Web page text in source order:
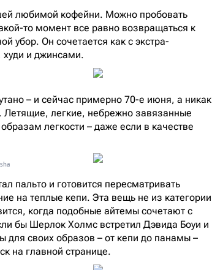
любимой кофейни. Можно пробовать
то момент все равно возвращаться к
убор. Он сочетается как с экстра-
и джинсами.
– и сейчас примерно 70-е июня, а никак
Летящие, легкие, небрежно завязанные
легкости – даже если в качестве
пальто и готовится пересматривать
на теплые кепи. Эта вещь не из категории
когда подобные айтемы сочетают с
бы Шерлок Холмс встретил Дэвида Боуи и
своих образов – от кепи до панамы –
на главной странице.